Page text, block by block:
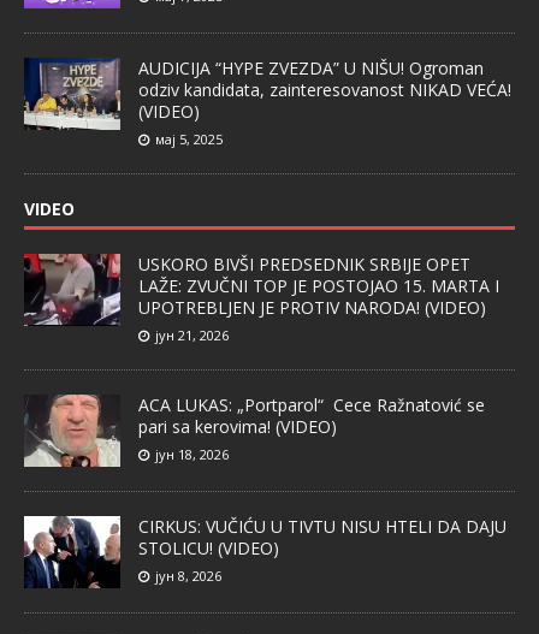
AUDICIJA “HYPE ZVEZDA” U NIŠU! Ogroman
odziv kandidata, zainteresovanost NIKAD VEĆA!
(VIDEO)
мај 5, 2025
VIDEO
USKORO BIVŠI PREDSEDNIK SRBIJE OPET
LAŽE: ZVUČNI TOP JE POSTOJAO 15. MARTA I
UPOTREBLJEN JE PROTIV NARODA! (VIDEO)
јун 21, 2026
ACA LUKAS: „Portparol“ Cece Ražnatović se
pari sa kerovima! (VIDEO)
јун 18, 2026
CIRKUS: VUČIĆU U TIVTU NISU HTELI DA DAJU
STOLICU! (VIDEO)
јун 8, 2026